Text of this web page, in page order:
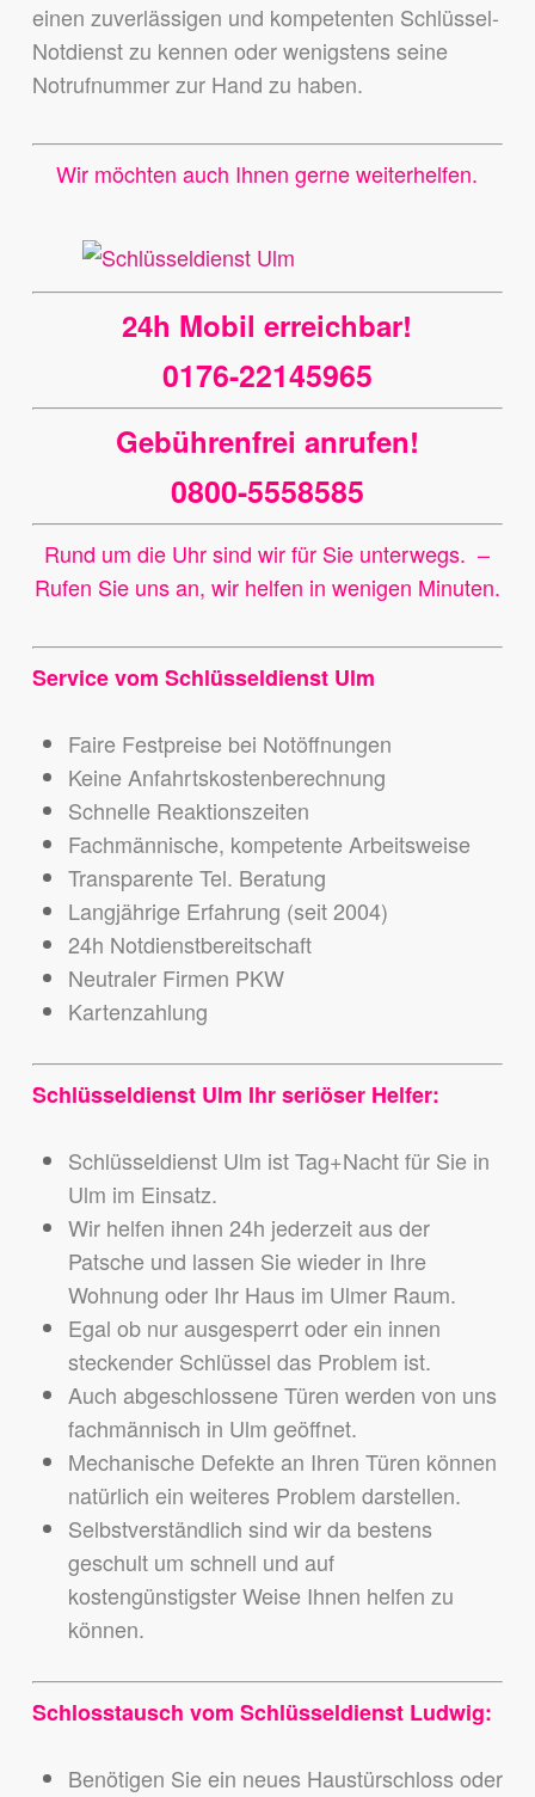
einen zuverlässigen und kompetenten Schlüssel-
Notdienst zu kennen oder wenigstens seine
Notrufnummer zur Hand zu haben.
Wir möchten auch Ihnen gerne weiterhelfen.
24h Mobil erreichbar!
0176-22145965
Gebührenfrei anrufen!
0800-5558585
Rund um die Uhr sind wir für Sie unterwegs. –
Rufen Sie uns an, wir helfen in wenigen Minuten.
Service vom Schlüsseldienst Ulm
Faire Festpreise bei Notöffnungen
Keine Anfahrtskostenberechnung
Schnelle Reaktionszeiten
Fachmännische, kompetente Arbeitsweise
Transparente Tel. Beratung
Langjährige Erfahrung (seit 2004)
24h Notdienstbereitschaft
Neutraler Firmen PKW
Kartenzahlung
Schlüsseldienst Ulm Ihr seriöser Helfer:
Schlüsseldienst Ulm ist Tag+Nacht für Sie in
Ulm im Einsatz.
Wir helfen ihnen 24h jederzeit aus der
Patsche und lassen Sie wieder in Ihre
Wohnung oder Ihr Haus im Ulmer Raum.
Egal ob nur ausgesperrt oder ein innen
steckender Schlüssel das Problem ist.
Auch abgeschlossene Türen werden von uns
fachmännisch in Ulm geöffnet.
Mechanische Defekte an Ihren Türen können
natürlich ein weiteres Problem darstellen.
Selbstverständlich sind wir da bestens
geschult um schnell und auf
kostengünstigster Weise Ihnen helfen zu
können.
Schlosstausch vom Schlüsseldienst Ludwig:
Benötigen Sie ein neues Haustürschloss oder